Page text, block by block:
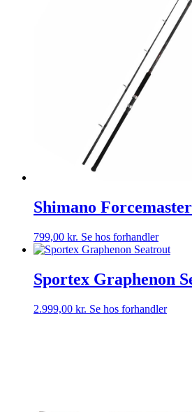
Shimano
799,00 kr. Se hos forhandler
Sportex Graphenon
2.999,00 kr. Se hos forhandler